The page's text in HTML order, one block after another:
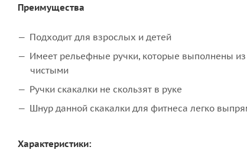
Преимущества
Подходит для взрослых и детей
Имеет рельефные ручки, которые выполнены из
чистыми
Ручки скакалки не скользят в руке
Шнур данной скакалки для фитнеса легко
Характеристики: